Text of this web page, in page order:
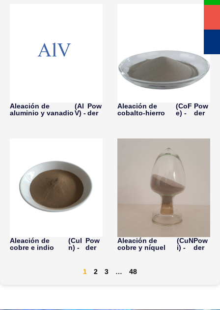
Aleación de
aluminio y vanadio
(Al
V) -
Pow
der
Aleación de
cobalto-hierro
(CoF
e) -
Pow
der
Aleación de
cobre e indio
(CuI
n) -
Pow
der
Aleación de
cobre y níquel
(CuN
i) -
Pow
der
1 2 3 … 48